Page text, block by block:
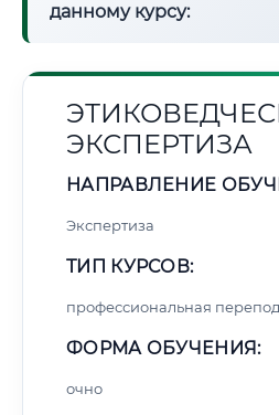
данному курсу:
ЭКСПЕРТИЗА
НАПРАВЛЕНИЕ
Экспертиза
ТИП КУРСОВ:
профессиональная
ФОРМА ОБУЧЕНИЯ:
очно